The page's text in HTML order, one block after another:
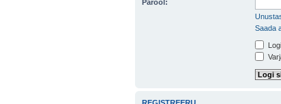
Parool:
Saada